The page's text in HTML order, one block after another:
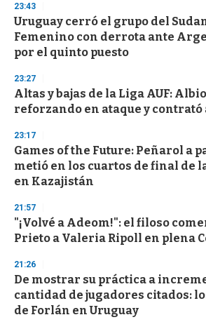
3
s
e
c
o
d
s
23:43
Uruguay cerró el grupo del
Femenino con derrota ante
por el quinto puesto
23:27
Altas y bajas de la Liga AUF:
reforzando en ataque y
23:17
Games of the Future: Peñarol a
metió en los cuartos de final de
en Kazajistán
21:57
"¡Volvé a Adeom!": el filoso
Prieto a Valeria Ripoll en plena
21:26
De mostrar su práctica a
cantidad de jugadores citados:
de Forlán en Uruguay